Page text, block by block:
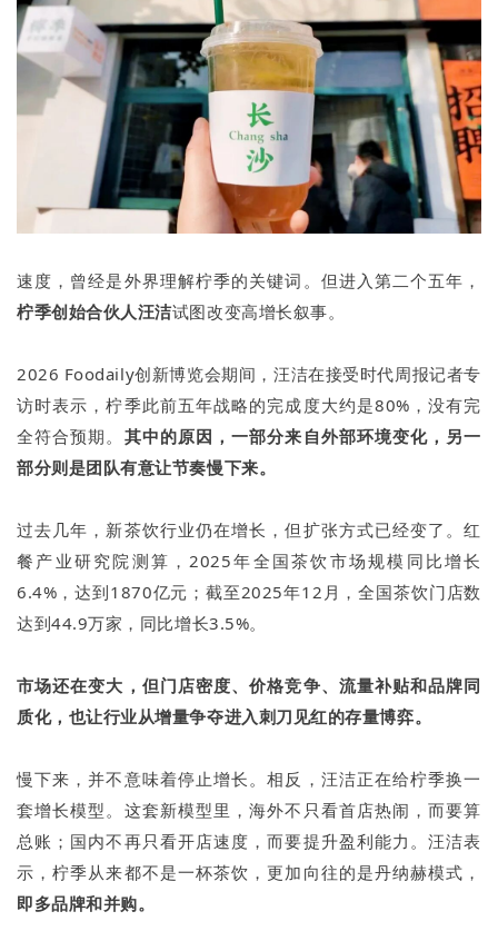
速度，曾经是外界理解柠季的关键词。但进入第二个五年，
柠季创始合伙人汪洁试图改变高增长叙事。
2026 Foodaily创新博览会期间，汪洁在接受时代周报记者专
访时表示，柠季此前五年战略的完成度大约是80%，没有完
全符合预期。 其中的原因，一部分来自外部环境变化，另一
部分则是团队有意让节奏慢下来。
过去几年，新茶饮行业仍在增长，但扩张方式已经变了。红
餐产业研究院测算，2025年全国茶饮市场规模同比增长
6.4%，达到1870亿元；截至2025年12月，全国茶饮门店数
达到44.9万家，同比增长3.5%。
市场还在变大，但门店密度、价格竞争、流量补贴和品牌同
质化，也让行业从增量争夺进入刺刀见红的存量博弈。
慢下来，并不意味着停止增长。相反，汪洁正在给柠季换一
套增长模型。这套新模型里，海外不只看首店热闹，而要算
总账；国内不再只看开店速度，而要提升盈利能力。汪洁表
示，柠季从来都不是一杯茶饮，更加向往的是丹纳赫模式，
即多品牌和并购。